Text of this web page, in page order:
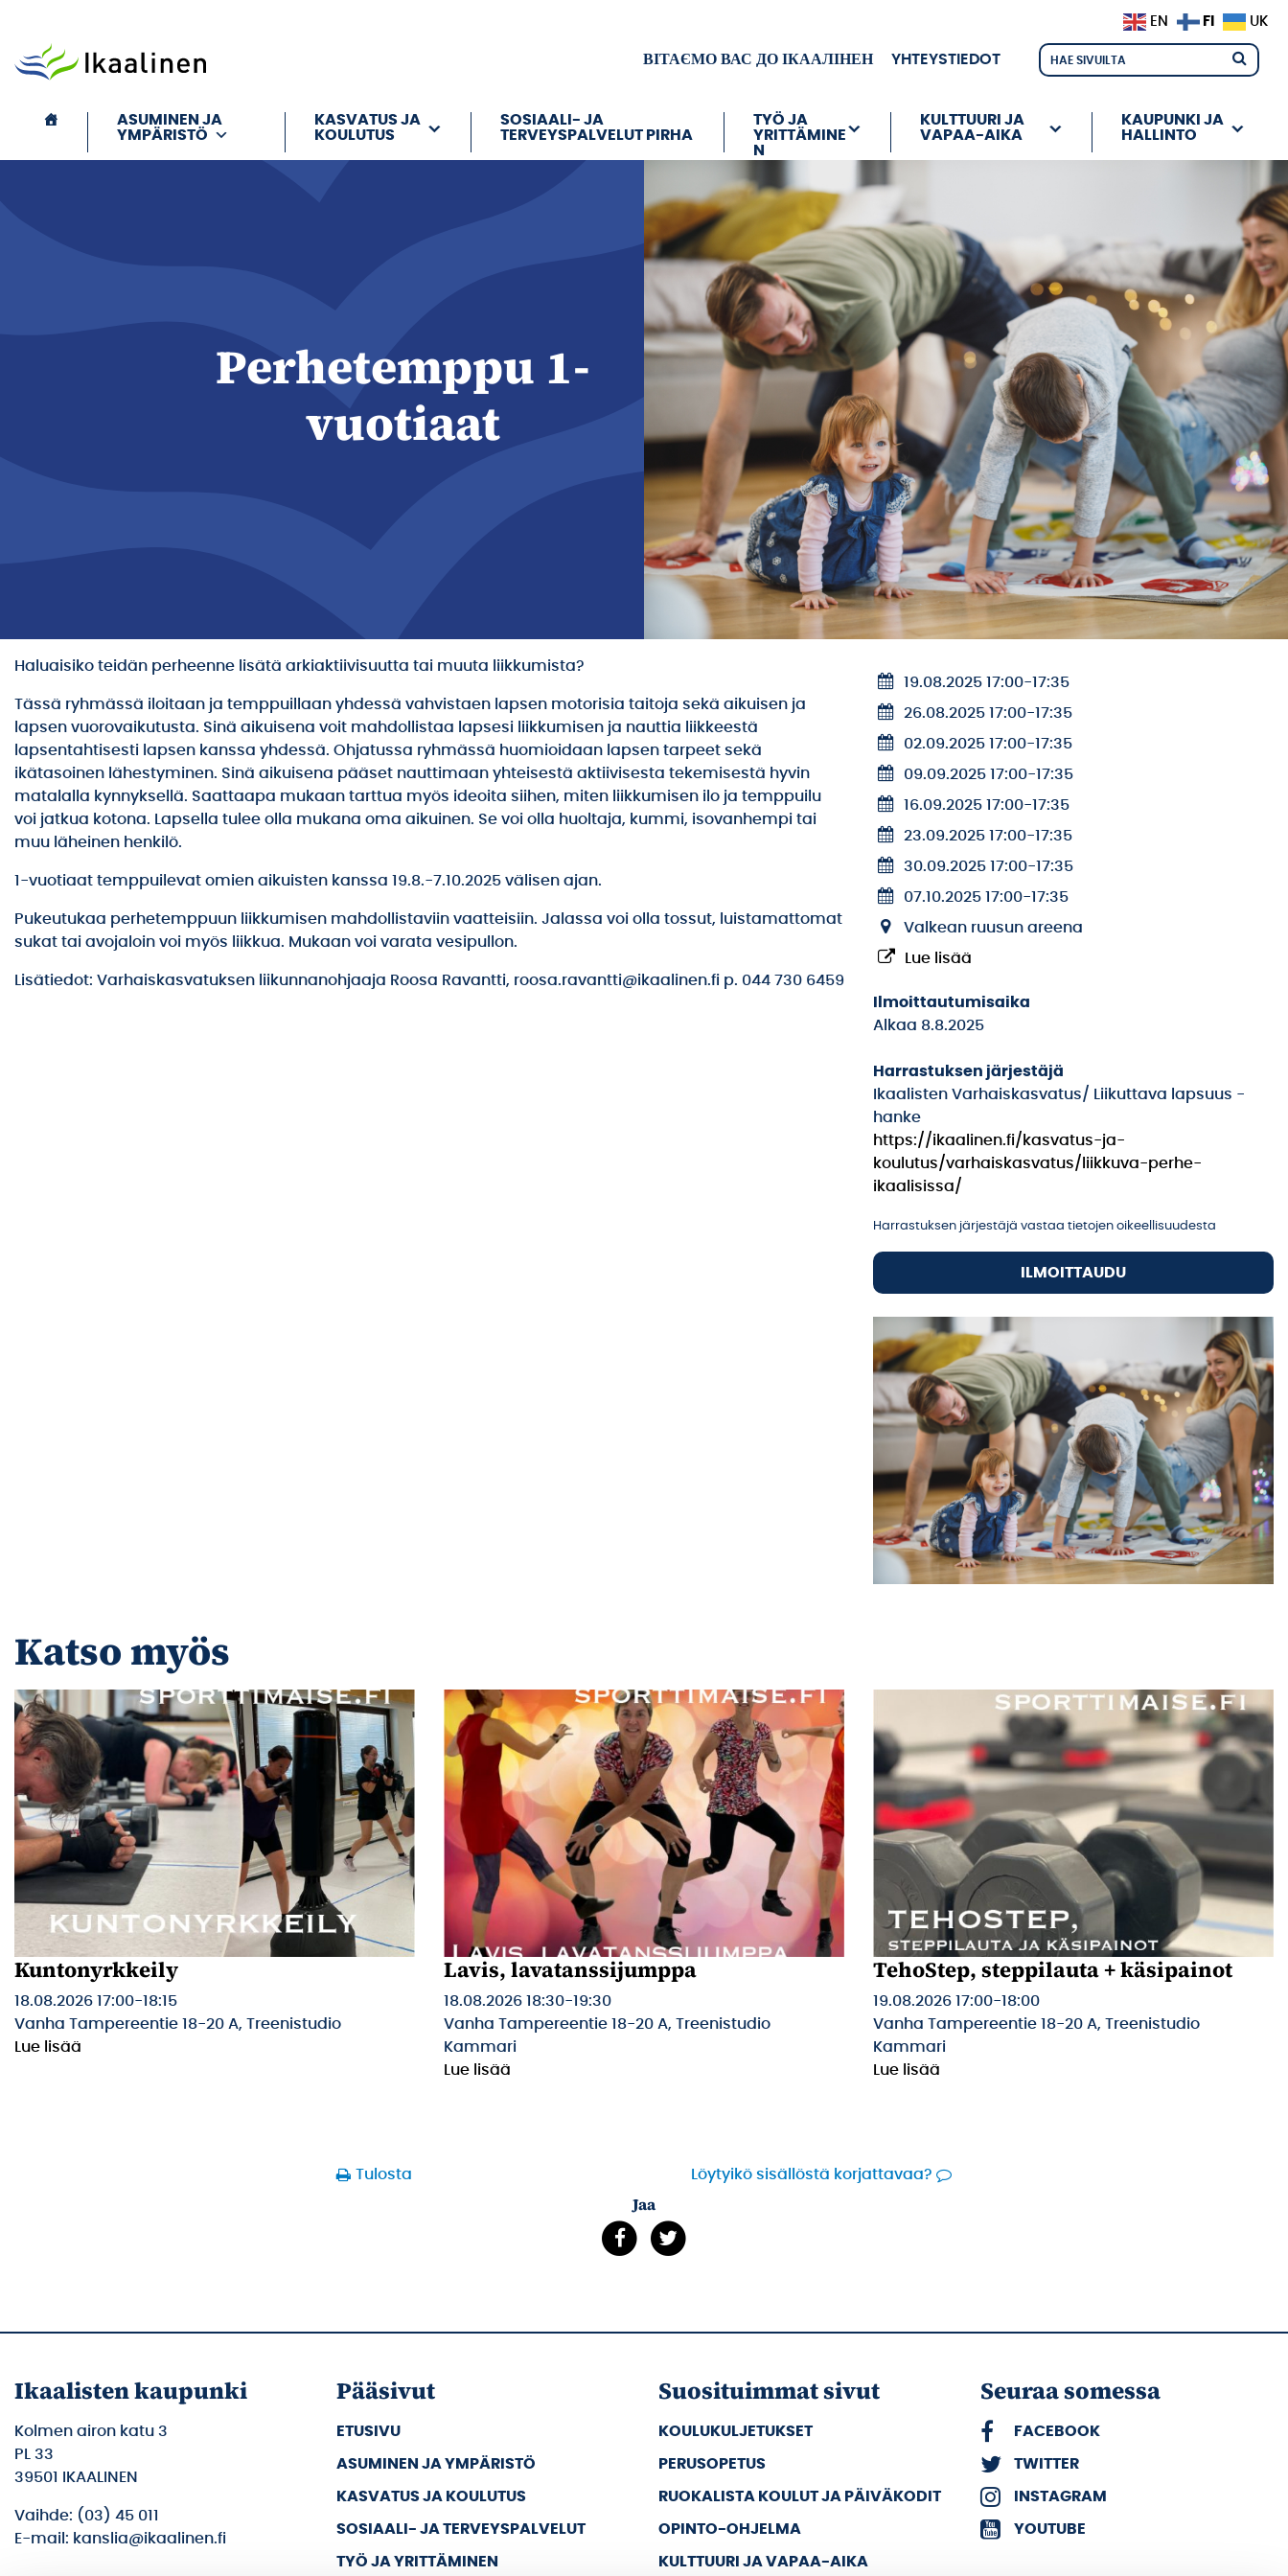
ВІТАЄМО ВАС ДО ІКААЛІНЕН YHTEYSTIEDOT
ASUMINEN JA
YMPÄRISTÖ
KASVATUS JA
KOULUTUS
SOSIAALI- JA
TERVEYSPALVELUT PIRHA
TYÖ JA
YRITTÄMINE
N
KULTTUURI JA
VAPAA-AIKA
KAUPUNKI JA
HALLINTO
Perhetemppu 1-
vuotiaat
Haluaisiko teidän perheenne lisätä arkiaktiivisuutta tai muuta liikkumista?
Tässä ryhmässä iloitaan ja temppuillaan yhdessä vahvistaen lapsen motorisia taitoja sekä aikuisen ja
lapsen vuorovaikutusta. Sinä aikuisena voit mahdollistaa lapsesi liikkumisen ja nauttia liikkeestä
lapsentahtisesti lapsen kanssa yhdessä. Ohjatussa ryhmässä huomioidaan lapsen tarpeet sekä
ikätasoinen lähestyminen. Sinä aikuisena pääset nauttimaan yhteisestä aktiivisesta tekemisestä hyvin
matalalla kynnyksellä. Saattaapa mukaan tarttua myös ideoita siihen, miten liikkumisen ilo ja temppuilu
voi jatkua kotona. Lapsella tulee olla mukana oma aikuinen. Se voi olla huoltaja, kummi, isovanhempi tai
muu läheinen henkilö.
1-vuotiaat temppuilevat omien aikuisten kanssa 19.8.-7.10.2025 välisen ajan.
Pukeutukaa perhetemppuun liikkumisen mahdollistaviin vaatteisiin. Jalassa voi olla tossut, luistamattomat
sukat tai avojaloin voi myös liikkua. Mukaan voi varata vesipullon.
Lisätiedot: Varhaiskasvatuksen liikunnanohjaaja Roosa Ravantti, roosa.ravantti@ikaalinen.fi p. 044 730 6459
19.08.2025 17:00-17:35
26.08.2025 17:00-17:35
02.09.2025 17:00-17:35
09.09.2025 17:00-17:35
16.09.2025 17:00-17:35
23.09.2025 17:00-17:35
30.09.2025 17:00-17:35
07.10.2025 17:00-17:35
Valkean ruusun areena
Lue lisää
Ilmoittautumisaika
Alkaa 8.8.2025
Harrastuksen järjestäjä
Ikaalisten Varhaiskasvatus/ Liikuttava lapsuus -
hanke
https://ikaalinen.fi/kasvatus-ja-
koulutus/varhaiskasvatus/liikkuva-perhe-
ikaalisissa/
Harrastuksen järjestäjä vastaa tietojen oikeellisuudesta
ILMOITTAUDU
Katso myös
Kuntonyrkkeily
18.08.2026 17:00-18:15
Vanha Tampereentie 18-20 A, Treenistudio
Lue lisää
Lavis, lavatanssijumppa
18.08.2026 18:30-19:30
Vanha Tampereentie 18-20 A, Treenistudio
Kammari
Lue lisää
TehoStep, steppilauta + käsipainot
19.08.2026 17:00-18:00
Vanha Tampereentie 18-20 A, Treenistudio
Kammari
Lue lisää
Tulosta Löytyikö sisällöstä korjattavaa?
Jaa
Ikaalisten kaupunki
Kolmen airon katu 3
PL 33
39501 IKAALINEN
Vaihde: (03) 45 011
E-mail: kanslia@ikaalinen.fi
Pääsivut
ETUSIVU
ASUMINEN JA YMPÄRISTÖ
KASVATUS JA KOULUTUS
SOSIAALI- JA TERVEYSPALVELUT
TYÖ JA YRITTÄMINEN
Suosituimmat sivut
KOULUKULJETUKSET
PERUSOPETUS
RUOKALISTA KOULUT JA PÄIVÄKODIT
OPINTO-OHJELMA
KULTTUURI JA VAPAA-AIKA
Seuraa somessa
FACEBOOK
TWITTER
INSTAGRAM
YOUTUBE
EN FI UK